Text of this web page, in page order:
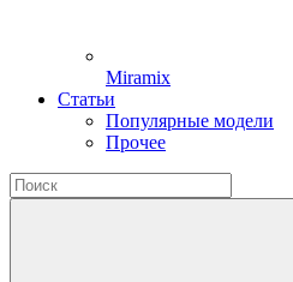
Miramix
Статьи
Популярные модели
Прочее